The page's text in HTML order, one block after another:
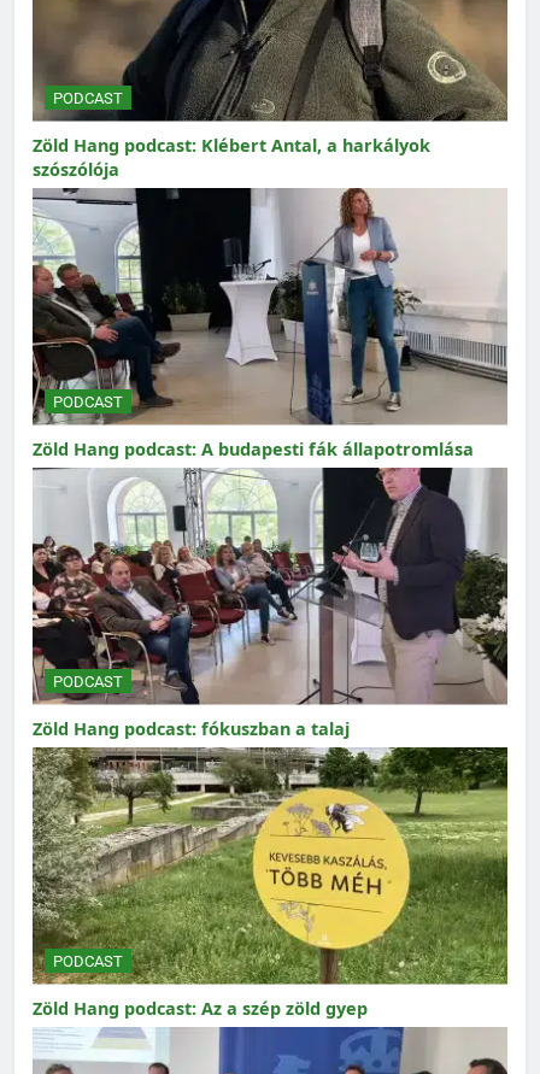
PODCAST
Zöld Hang podcast: Klébert Antal, a harkályok
szószólója
PODCAST
Zöld Hang podcast: A budapesti fák állapotromlása
PODCAST
Zöld Hang podcast: fókuszban a talaj
PODCAST
Zöld Hang podcast: Az a szép zöld gyep